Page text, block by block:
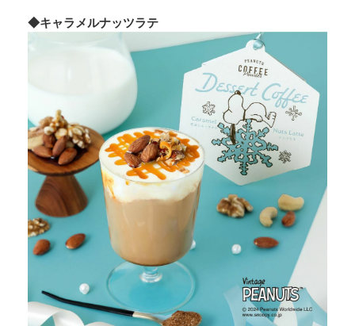
◆キャラメルナッツラテ